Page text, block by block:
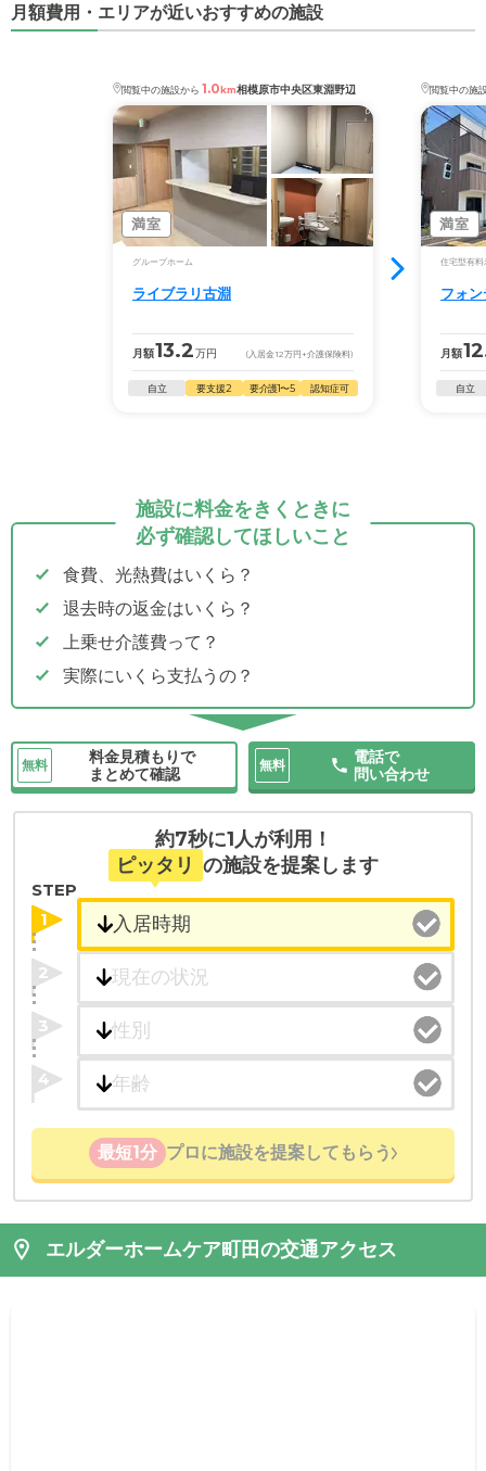
月額費用・エリアが近いおすすめの施設
閲覧中の施設から 1.0km相模原市中央区東淵野辺
満室
グループホーム
ライブラリ古淵
月額13.2万円 (入居金12万円 +介護保険料)
自立 要支援2 要介護1〜5 認知症可
閲覧中の施
満室
住宅型有料
フォ
月額
自立
施設に料金をきくときに
必ず確認してほしいこと
食費、光熱費はいくら？
退去時の返金はいくら？
上乗せ介護費って？
実際にいくら支払うの？
無料
料金見積もりで
まとめて確認
無料
電話で
問い合わせ
約7秒に1人が利用！
ピッタリ の施設を提案します
STEP
1
2
3
4
最短1分 プロに施設を提案してもらう
エルダーホームケア町田の交通アクセス